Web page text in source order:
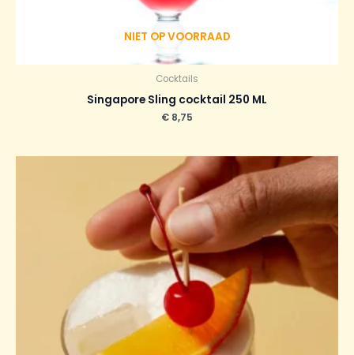
NIET OP VOORRAAD
Cocktails
Singapore Sling cocktail 250 ML
€ 8,75